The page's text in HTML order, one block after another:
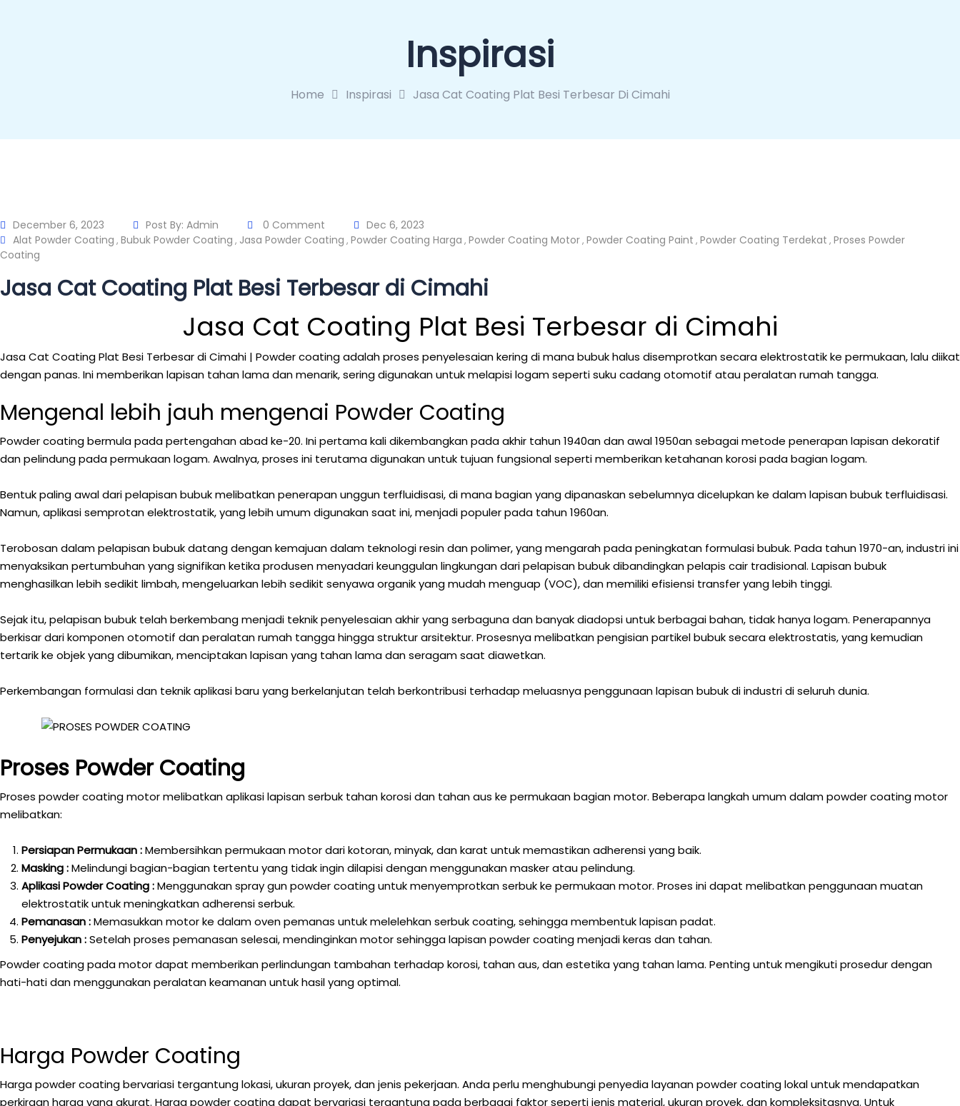
Inspirasi
Home Inspirasi Jasa Cat Coating Plat Besi Terbesar Di Cimahi
December 6, 2023 Post By: Admin 0 Comment
Dec 6, 2023
Alat Powder Coating , Bubuk Powder Coating , Jasa Powder Coating , Powder Coating Harga , Powder Coating Motor, Powder Coating Paint , Powder Coating Terdekat , Proses Powder
Coating
Jasa Cat Coating Plat Besi Terbesar di Cimahi
Jasa Cat Coating Plat Besi Terbesar di Cimahi
Jasa Cat Coating Plat Besi Terbesar di Cimahi | Powder coating adalah proses penyelesaian kering di mana bubuk halus disemprotkan secara elektrostatik ke permukaan, lalu diikat
dengan panas. Ini memberikan lapisan tahan lama dan menarik, sering digunakan untuk melapisi logam seperti suku cadang otomotif atau peralatan rumah tangga.
Mengenal lebih jauh mengenai Powder Coating
Powder coating bermula pada pertengahan abad ke-20. Ini pertama kali dikembangkan pada akhir tahun 1940an dan awal 1950an sebagai metode penerapan lapisan dekoratif
dan pelindung pada permukaan logam. Awalnya, proses ini terutama digunakan untuk tujuan fungsional seperti memberikan ketahanan korosi pada bagian logam.
Bentuk paling awal dari pelapisan bubuk melibatkan penerapan unggun terfluidisasi, di mana bagian yang dipanaskan sebelumnya dicelupkan ke dalam lapisan bubuk terfluidisasi.
Namun, aplikasi semprotan elektrostatik, yang lebih umum digunakan saat ini, menjadi populer pada tahun 1960an.
Terobosan dalam pelapisan bubuk datang dengan kemajuan dalam teknologi resin dan polimer, yang mengarah pada peningkatan formulasi bubuk. Pada tahun 1970-an, industri ini
menyaksikan pertumbuhan yang signifikan ketika produsen menyadari keunggulan lingkungan dari pelapisan bubuk dibandingkan pelapis cair tradisional. Lapisan bubuk
menghasilkan lebih sedikit limbah, mengeluarkan lebih sedikit senyawa organik yang mudah menguap (VOC), dan memiliki efisiensi transfer yang lebih tinggi.
Sejak itu, pelapisan bubuk telah berkembang menjadi teknik penyelesaian akhir yang serbaguna dan banyak diadopsi untuk berbagai bahan, tidak hanya logam. Penerapannya
berkisar dari komponen otomotif dan peralatan rumah tangga hingga struktur arsitektur. Prosesnya melibatkan pengisian partikel bubuk secara elektrostatis, yang kemudian
tertarik ke objek yang dibumikan, menciptakan lapisan yang tahan lama dan seragam saat diawetkan.
Perkembangan formulasi dan teknik aplikasi baru yang berkelanjutan telah berkontribusi terhadap meluasnya penggunaan lapisan bubuk di industri di seluruh dunia.
Proses Powder Coating
Proses powder coating motor melibatkan aplikasi lapisan serbuk tahan korosi dan tahan aus ke permukaan bagian motor. Beberapa langkah umum dalam powder coating motor
melibatkan:
Persiapan Permukaan :Membersihkan permukaan motor dari kotoran, minyak, dan karat untuk memastikan adherensi yang baik.
Masking :Melindungi bagian-bagian tertentu yang tidak ingin dilapisi dengan menggunakan masker atau pelindung.
Aplikasi Powder Coating :Menggunakan spray gun powder coating untuk menyemprotkan serbuk ke permukaan motor. Proses ini dapat melibatkan penggunaan muatan
elektrostatik untuk meningkatkan adherensi serbuk.
Pemanasan :Memasukkan motor ke dalam oven pemanas untuk melelehkan serbuk coating, sehingga membentuk lapisan padat.
Penyejukan :Setelah proses pemanasan selesai, mendinginkan motor sehingga lapisan powder coating menjadi keras dan tahan.
Powder coating pada motor dapat memberikan perlindungan tambahan terhadap korosi, tahan aus, dan estetika yang tahan lama. Penting untuk mengikuti prosedur dengan
hati-hati dan menggunakan peralatan keamanan untuk hasil yang optimal.
Harga Powder Coating
Harga powder coating bervariasi tergantung lokasi, ukuran proyek, dan jenis pekerjaan. Anda perlu menghubungi penyedia layanan powder coating lokal untuk mendapatkan
perkiraan harga yang akurat. Harga powder coating dapat bervariasi tergantung pada berbagai faktor seperti jenis material, ukuran proyek, dan kompleksitasnya. Untuk